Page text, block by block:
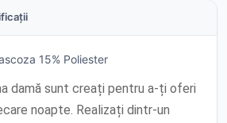
15% Poliester
damă sunt creați pentru a-ți oferi
noapte. Realizați dintr-un